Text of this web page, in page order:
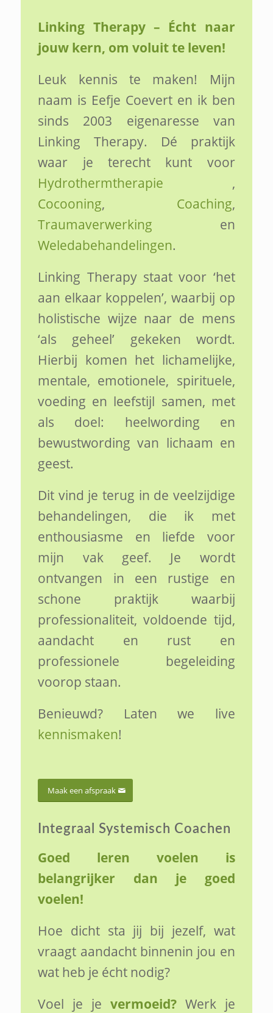
Linking Therapy – Écht naar
jouw kern, om voluit te leven!
Leuk kennis te maken! Mijn
naam is Eefje Coevert en ik ben
sinds 2003 eigenaresse van
Linking Therapy. Dé praktijk
waar je terecht kunt voor
Hydrothermtherapie ,
Cocooning, Coaching,
Traumaverwerking en
Weledabehandelingen.
Linking Therapy staat voor ‘het
aan elkaar koppelen’, waarbij op
holistische wijze naar de mens
‘als geheel’ gekeken wordt.
Hierbij komen het lichamelijke,
mentale, emotionele, spirituele,
voeding en leefstijl samen, met
als doel: heelwording en
bewustwording van lichaam en
geest.
Dit vind je terug in de veelzijdige
behandelingen, die ik met
enthousiasme en liefde voor
mijn vak geef. Je wordt
ontvangen in een rustige en
schone praktijk waarbij
professionaliteit, voldoende tijd,
aandacht en rust en
professionele begeleiding
voorop staan.
Benieuwd? Laten we live
kennismaken!
Maak een afspraak
Integraal Systemisch Coachen
Goed leren voelen is
belangrijker dan je goed
voelen!
Hoe dicht sta jij bij jezelf, wat
vraagt aandacht binnenin jou en
wat heb je écht nodig?
Voel je je vermoeid?Werk je